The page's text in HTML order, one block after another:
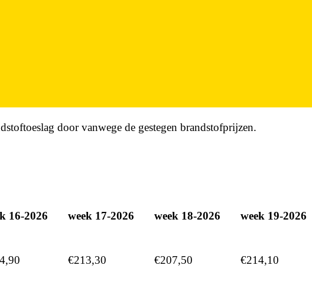
door vanwege de gestegen brandstofprijzen.
16-2026 week 17-2026 week 18-2026 week 19-2026
€213,30 €207,50 €214,10